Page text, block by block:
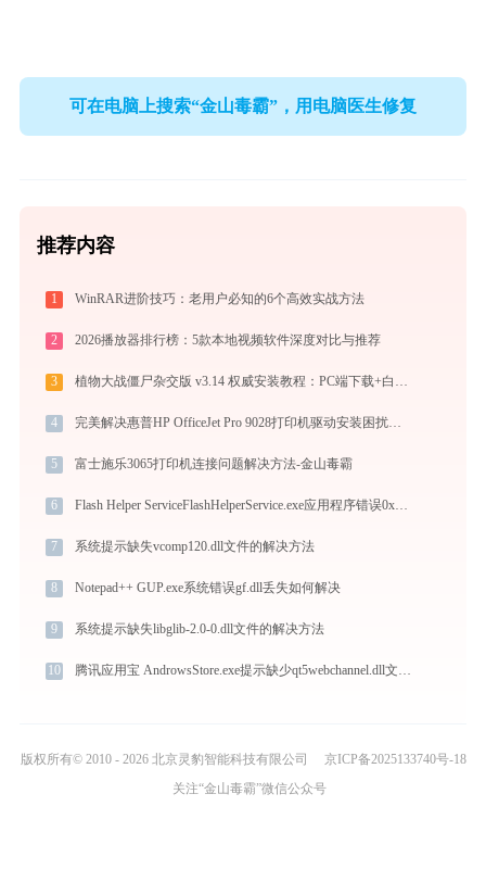
可在电脑上搜索“金山毒霸”，用电脑医生修复
推荐内容
1 WinRAR进阶技巧：老用户必知的6个高效实战方法
2 2026播放器排行榜：5款本地视频软件深度对比与推荐
3 植物大战僵尸杂交版 v3.14 权威安装教程：PC端下载+白屏闪退完美解决
4 完美解决惠普HP OfficeJet Pro 9028打印机驱动安装困扰，全面下载安装教程
5 富士施乐3065打印机连接问题解决方法-金山毒霸
6 Flash Helper ServiceFlashHelperService.exe应用程序错误0xc000001d解决方法
7 系统提示缺失vcomp120.dll文件的解决方法
8 Notepad++ GUP.exe系统错误gf.dll丢失如何解决
9 系统提示缺失libglib-2.0-0.dll文件的解决方法
10 腾讯应用宝 AndrowsStore.exe提示缺少qt5webchannel.dll文件的解决办法
版权所有© 2010 - 2026 北京灵豹智能科技有限公司
京ICP备2025133740号-18
关注“金山毒霸”微信公众号